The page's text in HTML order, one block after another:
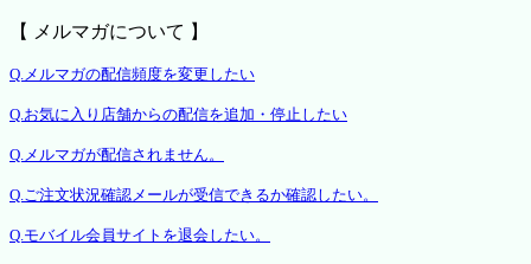
【 メルマガについて 】
Q.メルマガの配信頻度を変更したい
Q.お気に入り店舗からの配信を追加・停止したい
Q.メルマガが配信されません。
Q.ご注文状況確認メールが受信できるか確認したい。
Q.モバイル会員サイトを退会したい。